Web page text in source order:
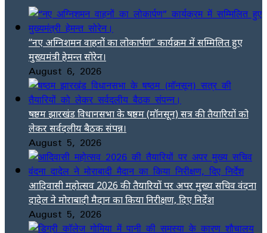
“नए अग्निशमन वाहनों का लोकार्पण” कार्यक्रम में सम्मिलित हुए
मुख्यमंत्री हेमन्त सोरेन।
August 6, 2026
षष्ठम झारखंड विधानसभा के षष्ठम (मॉनसून) सत्र की तैयारियों को
लेकर सर्वदलीय बैठक संपन्न।
August 5, 2026
आदिवासी महोत्सव 2026 की तैयारियों पर अपर मुख्य सचिव वंदना
दादेल ने मोराबादी मैदान का किया निरीक्षण, दिए निर्देश
August 5, 2026